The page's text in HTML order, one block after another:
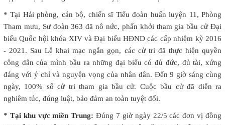
* Tại Hải phòng, cán bộ, chiến sĩ Tiểu đoàn huấn luyện 11, Phòng
Tham mưu, Sư đoàn 363 đã nô nức, phấn khởi tham gia bầu cử Đại
biểu Quốc hội khóa XIV và Đại biểu HĐND các cấp nhiệm kỳ 2016
- 2021. Sau Lễ khai mạc ngắn gọn, các cử tri đã thực hiện quyền
công dân của mình bầu ra những đại biểu có đủ đức, đủ tài, xứng
đáng với ý chí và nguyện vọng của nhân dân. Đến 9 giờ sáng cùng
ngày, 100% số cử tri tham gia bầu cử. Cuộc bầu cử đã diễn ra
nghiêm túc, đúng luật, bảo đảm an toàn tuyệt đối.
* Tại khu vực miền Trung: Đúng 7 giờ ngày 22/5 các đơn vị đồng